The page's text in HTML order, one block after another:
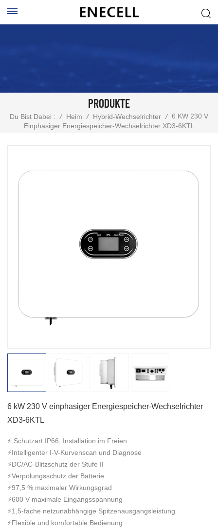
PRODUKTE
Du Bist Dabei : / Heim / Hybrid-Wechselrichter / 6 KW 230 V
Einphasiger Energiespeicher-Wechselrichter XD3-6KTL
6 kW 230 V einphasiger Energiespeicher-Wechselrichter
XD3-6KTL
⚡ Schutzart IP66, Installation im Freien
⚡Intelligenter I-V-Kurvenscan und Diagnose
⚡DC/AC-Blitzschutz der Stufe II
⚡Verpolungsschutz der Batterie
⚡97,5 % maximaler Wirkungsgrad
⚡600 V maximale Eingangsspannung
⚡1,5-fache netzunabhängige Spitzenausgangsleistung
⚡Flexible und komfortable Bedienung